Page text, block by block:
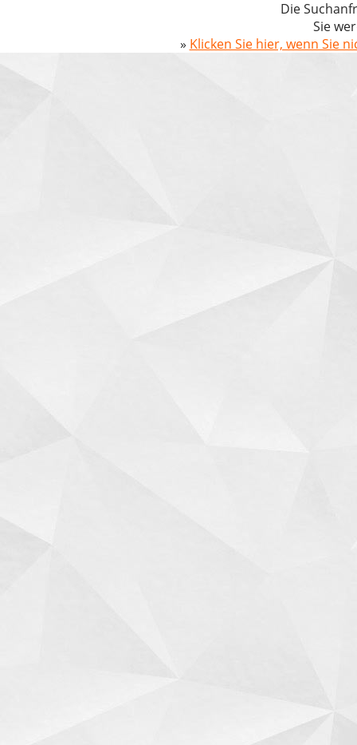
Die
Sie
» Klicken Sie hier, wenn Sie